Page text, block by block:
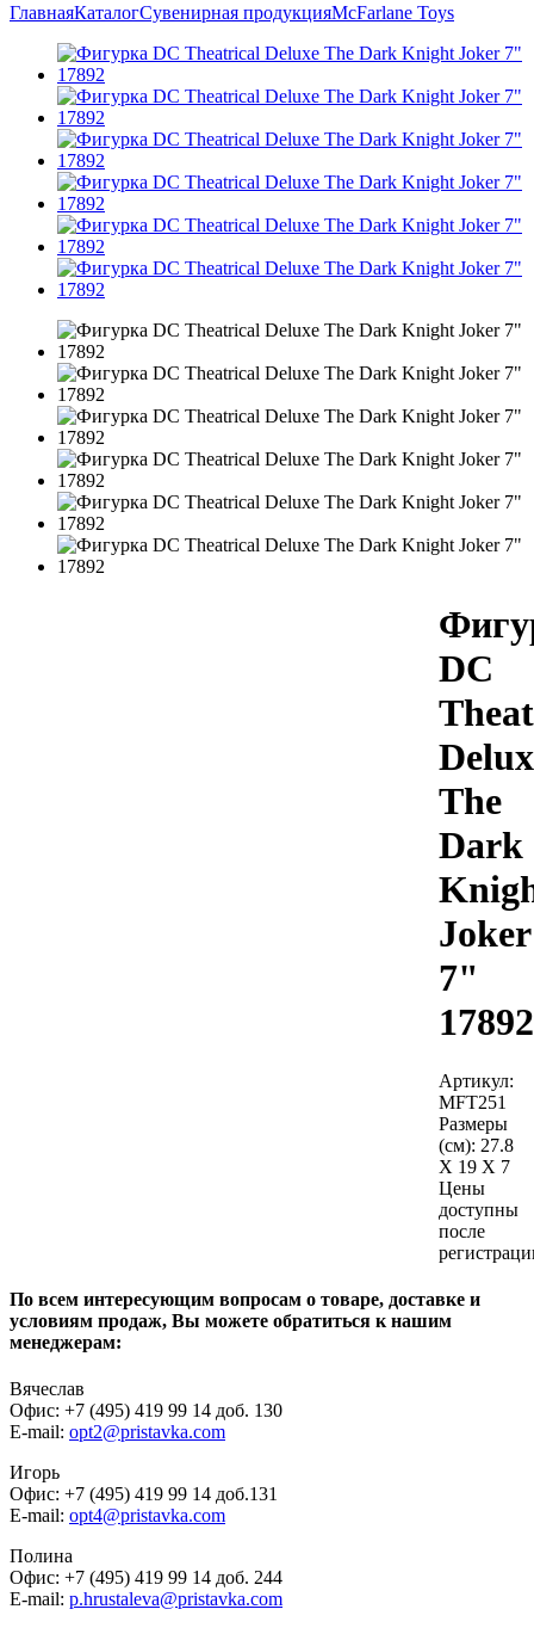
ГлавнаяКаталогСувенирная продукцияMcFarlane Toys
DC
The
Dark
Joker
7"
17892
Артикул:
MFT251
Размеры
(см): 27.8
X 19 X 7
Цены
доступны
после
По всем интересующим вопросам о товаре, доставке и
условиям продаж, Вы можете обратиться к нашим
менеджерам:
Вячеслав
Офис: +7 (495) 419 99 14 доб. 130
E-mail: opt2@pristavka.com
Игорь
Офис: +7 (495) 419 99 14 доб.131
E-mail: opt4@pristavka.com
Полина
Офис: +7 (495) 419 99 14 доб. 244
E-mail: p.hrustaleva@pristavka.com